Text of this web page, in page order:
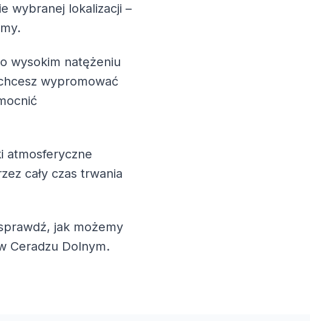
wybranej lokalizacji –
wysokim natężeniu
wypromować
atmosferyczne
cały czas trwania
jak możemy
Ceradzu Dolnym.